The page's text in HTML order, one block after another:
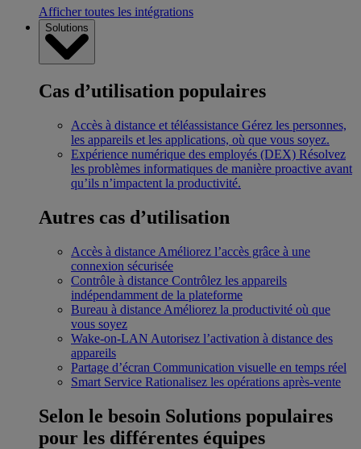
Afficher toutes les intégrations
Solutions
Cas d’utilisation populaires
Accès à distance et téléassistance Gérez les personnes,
les appareils et les applications, où que vous soyez.
Expérience numérique des employés (DEX) Résolvez
les problèmes informatiques de manière proactive avant
qu’ils n’impactent la productivité.
Autres cas d’utilisation
Accès à distance Améliorez l’accès grâce à une
connexion sécurisée
Contrôle à distance Contrôlez les appareils
indépendamment de la plateforme
Bureau à distance Améliorez la productivité où que
vous soyez
Wake-on-LAN Autorisez l’activation à distance des
appareils
Partage d’écran Communication visuelle en temps réel
Smart Service Rationalisez les opérations après-vente
Selon le besoin Solutions populaires
pour les différentes équipes